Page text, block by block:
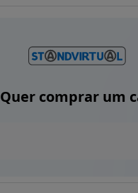
Quer comprar um